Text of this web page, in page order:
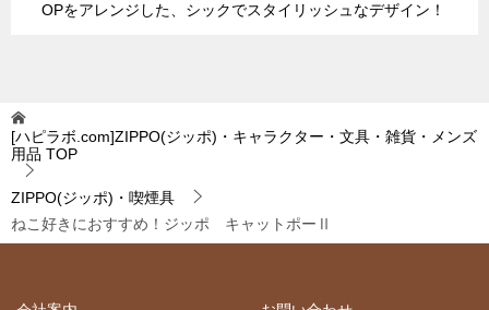
OPをアレンジした、シックでスタイリッシュなデザイン！
[ハピラボ.com]ZIPPO(ジッポ)・キャラクター・文具・雑貨・メンズ
用品 TOP
ZIPPO(ジッポ)・喫煙具
ねこ好きにおすすめ！ジッポ キャットポーⅡ